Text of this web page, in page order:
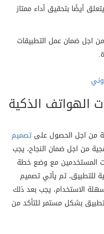
أيضًا بتحقيق أداء ممتاز
من اجل ضمان عمل التطبيقات
الهواتف الذكية
من اجل الحصول على تصميم
من اجل ضمان النجاح، يجب
المستخدمين مع وضع خطة
للتطبيق، ثم يأتي تصميم
الاستخدام، يجب بعد ذلك
بشكل مستمر للتأكد من